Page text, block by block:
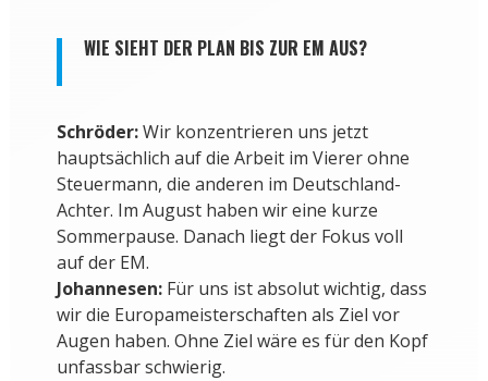
WIE SIEHT DER PLAN BIS ZUR EM AUS?
Schröder:Wir konzentrieren uns jetzt
hauptsächlich auf die Arbeit im Vierer ohne
Steuermann, die anderen im Deutschland-
Achter. Im August haben wir eine kurze
Sommerpause. Danach liegt der Fokus voll
auf der EM.
Johannesen:Für uns ist absolut wichtig, dass
wir die Europameisterschaften als Ziel vor
Augen haben. Ohne Ziel wäre es für den Kopf
unfassbar schwierig.